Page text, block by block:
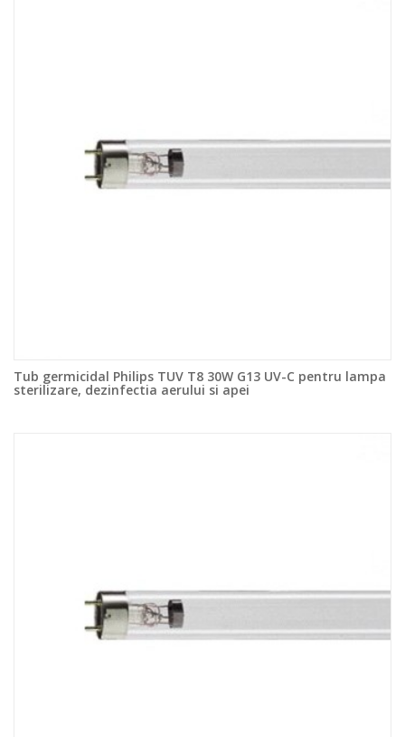
Tub germicidal Philips TUV T8 30W G13 UV-C pentru lampa
sterilizare, dezinfectia aerului si apei